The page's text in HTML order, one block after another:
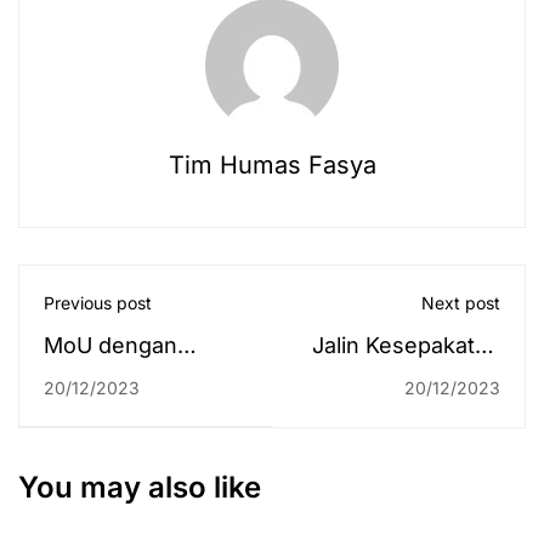
Tim Humas Fasya
Previous post
MoU dengan
Dewan Sengketa
Antasari Makin
20/12/2023
Next post
Jalin Kesepakatan
Program KKN
20/12/2023
You may also like